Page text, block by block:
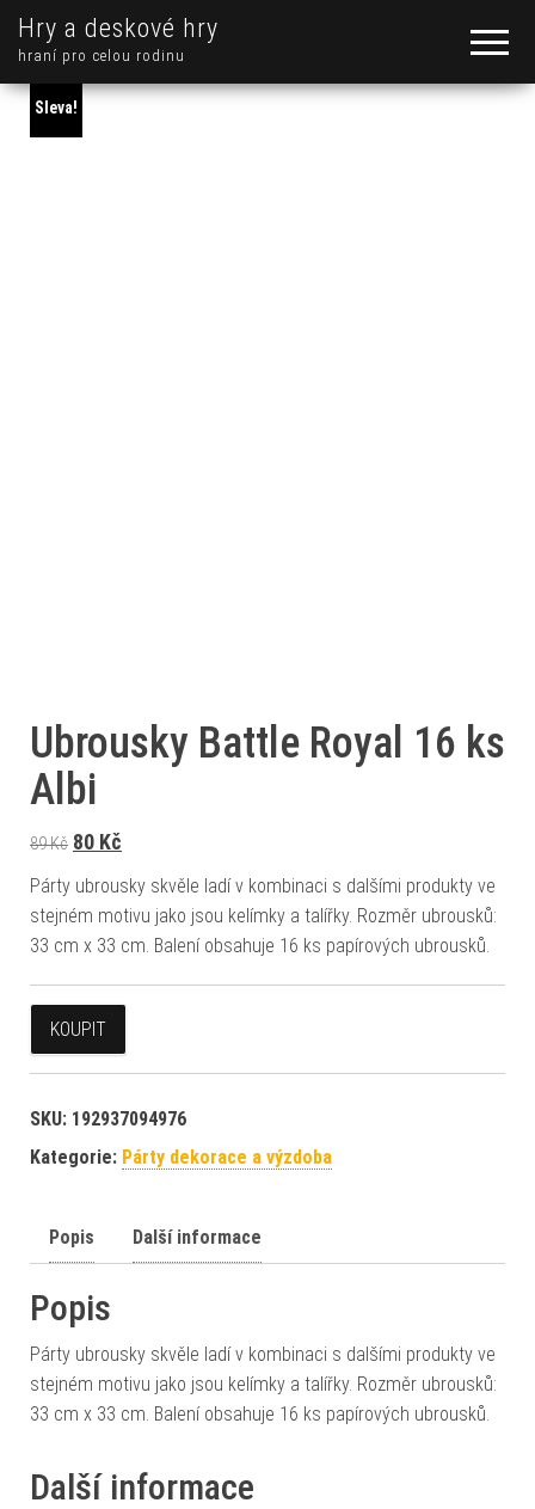
Hry a deskové hry
hraní pro celou rodinu
Sleva!
Ubrousky Battle Royal 16 ks
Albi
89Kč Původní cena byla: 89 Kč.
80 Kč
Párty ubrousky skvěle ladí v kombinaci s dalšími produkty ve
stejném motivu jako jsou kelímky a talířky. Rozměr ubrousků:
33 cm x 33 cm. Balení obsahuje 16 ks papírových ubrousků.
KOUPIT
SKU: 192937094976
Kategorie: Párty dekorace a výzdoba
Popis Další informace
Popis
Párty ubrousky skvěle ladí v kombinaci s dalšími produkty ve
stejném motivu jako jsou kelímky a talířky. Rozměr ubrousků:
33 cm x 33 cm. Balení obsahuje 16 ks papírových ubrousků.
Další informace